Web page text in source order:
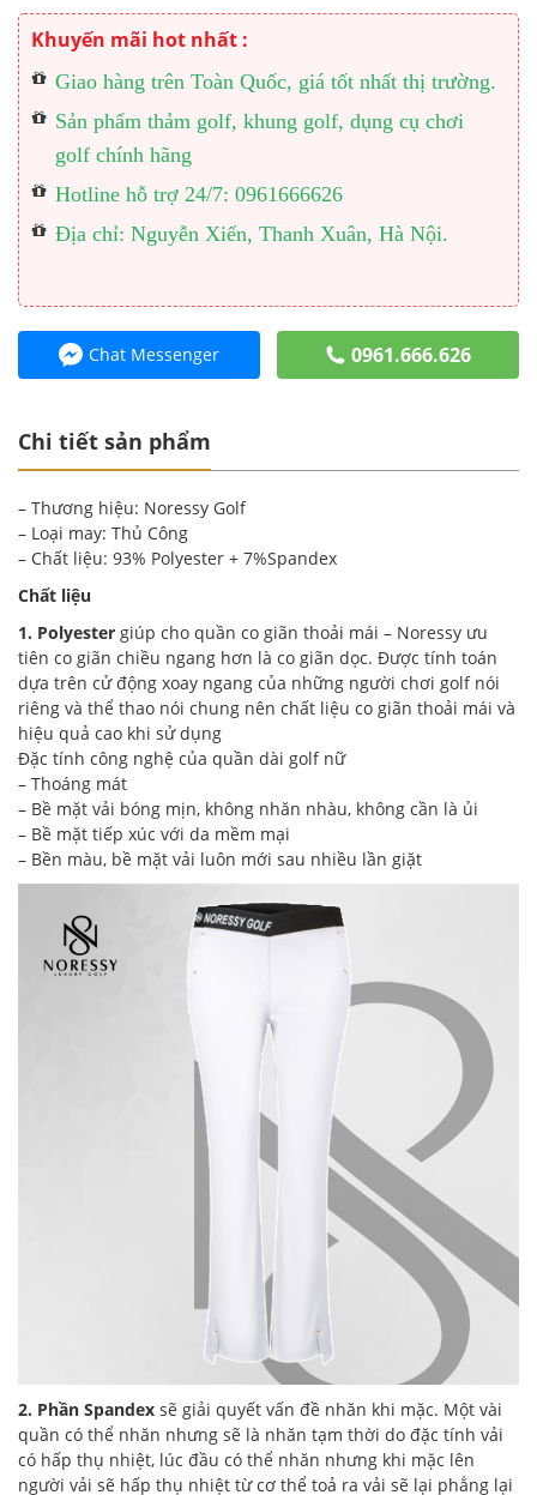
Khuyến mãi hot nhất :
Giao hàng trên Toàn Quốc, giá tốt nhất thị trường.
Sản phẩm thảm golf, khung golf, dụng cụ chơi
golf chính hãng
Hotline hỗ trợ 24/7: 0961666626
Địa chỉ: Nguyễn Xiển, Thanh Xuân, Hà Nội.
Chat Messenger 0961.666.626
Chi tiết sản phẩm
– Thương hiệu: Noressy Golf
– Loại may: Thủ Công
– Chất liệu: 93% Polyester + 7%Spandex
Chất liệu
1. Polyester giúp cho quần co giãn thoải mái – Noressy ưu
tiên co giãn chiều ngang hơn là co giãn dọc. Được tính toán
dựa trên cử động xoay ngang của những người chơi golf nói
riêng và thể thao nói chung nên chất liệu co giãn thoải mái và
hiệu quả cao khi sử dụng
Đặc tính công nghệ của quần dài golf nữ
– Thoáng mát
– Bề mặt vải bóng mịn, không nhăn nhàu, không cần là ủi
– Bề mặt tiếp xúc với da mềm mại
– Bền màu, bề mặt vải luôn mới sau nhiều lần giặt
2. Phần Spandex sẽ giải quyết vấn đề nhăn khi mặc. Một vài
quần có thể nhăn nhưng sẽ là nhăn tạm thời do đặc tính vải
có hấp thụ nhiệt, lúc đầu có thể nhăn nhưng khi mặc lên
người vải sẽ hấp thụ nhiệt từ cơ thể toả ra vải sẽ lại phẳng lại